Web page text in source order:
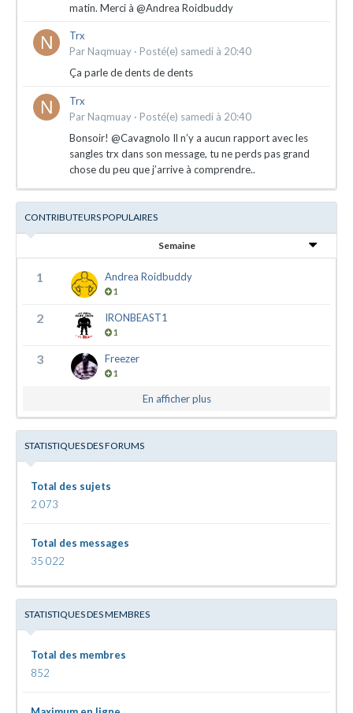
matin. Merci à @Andrea Roidbuddy
Trx
Par Naqmuay · Posté(e) samedi à 20:40
Ça parle de dents de dents
Trx
Par Naqmuay · Posté(e) samedi à 20:40
Bonsoir! @Cavagnolo Il n’y a aucun rapport avec les
sangles trx dans son message, tu ne perds pas grand
chose du peu que j’arrive à comprendre..
CONTRIBUTEURS POPULAIRES
Semaine
1 Andrea Roidbuddy
1
2 IRONBEAST1
1
3 Freezer
1
En afficher plus
STATISTIQUES DES FORUMS
Total des sujets
2 073
Total des messages
35 022
STATISTIQUES DES MEMBRES
Total des membres
852